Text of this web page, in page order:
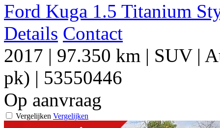
Ford Kuga 1.5 Titanium
Details Contact
2017 | 97.350 km | SUV|
pk) | 53550446
Op aanvraag
Vergelijken Vergelijken